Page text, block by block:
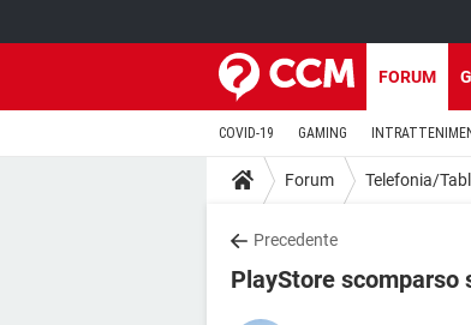
FORUM
COVID-19 GAMING
Forum Telefonia/
Precedente
PlayStore scomparso